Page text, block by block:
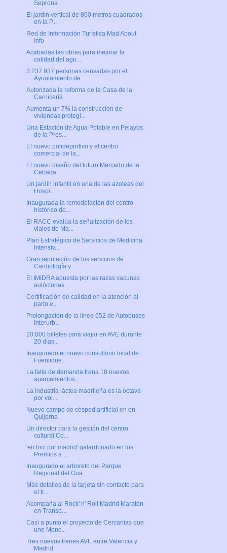
Seprona
El jardín vertical de 800 metros cuadrados
en la P...
Red de Información Turística Mad About
Info
Acabadas las obras para mejorar la
calidad del agu...
3.237.937 personas censadas por el
Ayuntamiento de...
Autorizada la reforma de la Casa de la
Carnicería ...
Aumenta un 7% la construcción de
viviendas protegi...
Una Estación de Agua Potable en Pelayos
de la Pres...
El nuevo polideportivo y el centro
comercial de la...
El nuevo diseño del futuro Mercado de la
Cebada
Un jardín infantil en una de las azoteas del
Hospi...
Inaugurada la remodelación del centro
histórico de...
El RACC evalúa la señalización de los
viales de Ma...
Plan Estratégico de Servicios de Medicina
Intensiv...
Gran reputación de los servicios de
Cardiología y ...
El IMIDRA apuesta por las razas vacunas
autóctonas
Certificación de calidad en la atención al
parto e...
Prolongación de la línea 652 de Autobuses
Interurb...
20.000 billetes para viajar en AVE durante
20 días...
Inaugurado el nuevo consultorio local de
Fuentidue...
La falta de demanda frena 18 nuevos
aparcamientos ...
La industria láctea madrileña es la octava
por vol...
Nuevo campo de césped artificial en en
Quijorna
Un director para la gestión del centro
cultural Co...
'en bici por madrid' galardonado en los
Premios a ...
Inaugurado el arboreto del Parque
Regional del Gua...
Más detalles de la tarjeta sin contacto para
el tr...
Acompaña al Rock' n' Roll Madrid Maratón
en Transp...
Casi a punto el proyecto de Cercanías que
une Monc...
Tres nuevos trenes AVE entre Valencia y
Madrid